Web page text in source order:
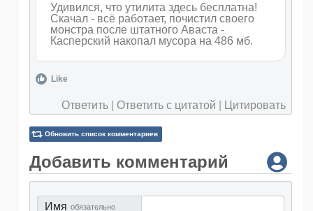
Удивился, что утилита здесь бесплатна!
Скачал - всё работает, почистил своего
монстра после штатного Аваста -
Касперский накопал мусора на 486 мб.
Like
Ответить Ответить с цитатой Цитировать
Обновить список комментариев
Добавить комментарий
Имя обязательно